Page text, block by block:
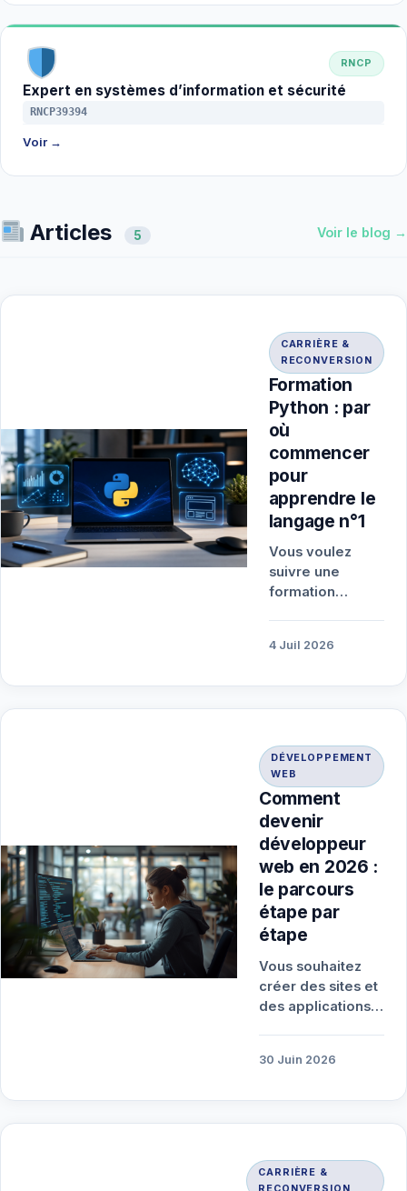
RNCP
Expert en systèmes d’information et sécurité
RNCP39394
Voir →
Articles 5 Voir le blog →
CARRIÈRE &
RECONVERSION
Formation
Python : par
où
commencer
pour
apprendre le
langage n°1
Vous voulez
suivre une
formation
pas par où
actualisé…
4 Juil 2026
DÉVELOPPEMENT
WEB
Comment
devenir
développeur
web en 2026 :
le parcours
étape par
étape
Vous souhaitez
créer des sites et
des applications,
développeur web
30 Juin 2026
CARRIÈRE &
RECONVERSION